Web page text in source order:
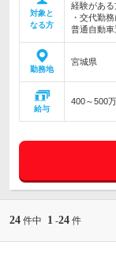
対象と
なる方
経験があ
・交代勤
普通自動車
勤務地
宮城県
給与
400～500
24 件中 1 -24 件